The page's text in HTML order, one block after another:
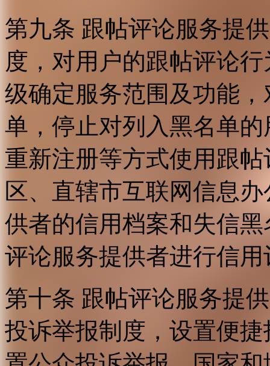
第九条 跟帖评论服务提
度，对用户的跟帖评论
级确定服务范围及功能
单，停止对列入黑名单
重新注册等方式使用跟
区、直辖市互联网信息
供者的信用档案和失信
评论服务提供者进行信用
第十条 跟帖评论服务提
投诉举报制度，设置便